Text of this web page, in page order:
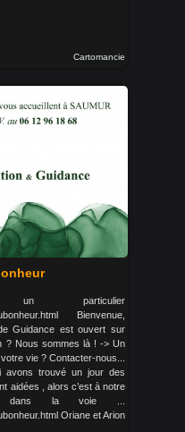
Cartomancie
Bienvenue,
Guidance est ouvert sur
? Nous sommes là ! -> Un
vie ? Contacter-nous...
trouvé un jour des
aidées , alors c’est à notre
dans la voie ...
Oriane et Arion